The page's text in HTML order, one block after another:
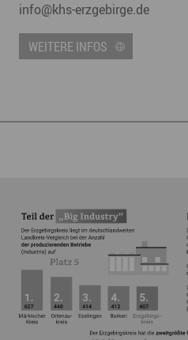
info@khs-erzgebirge.de
WEITERE INFOS